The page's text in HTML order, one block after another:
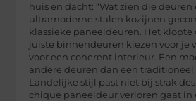
huis en dacht: “Wat zien die deuren
ultramoderne stalen kozijnen
klassieke paneeldeuren. Het klopte
juiste binnendeuren kiezen voor je
voor een coherent interieur. Een
andere deuren dan een traditioneel
Landelijke stijl past niet bij strak
chique paneeldeur verloren gaat in